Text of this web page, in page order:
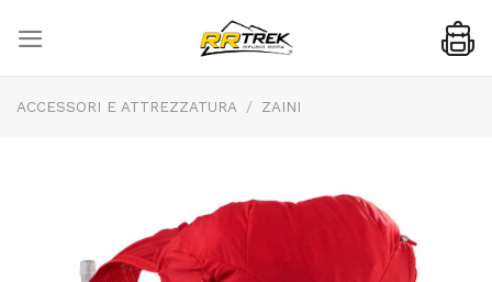
content
ACCESSORI E ATTREZZATURA / ZAINI